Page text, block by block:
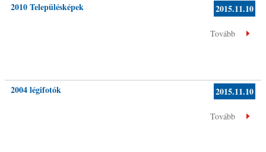
2010 Településképek 2015.11.10
Tovább
2004 légifotók 2015.11.10
Tovább